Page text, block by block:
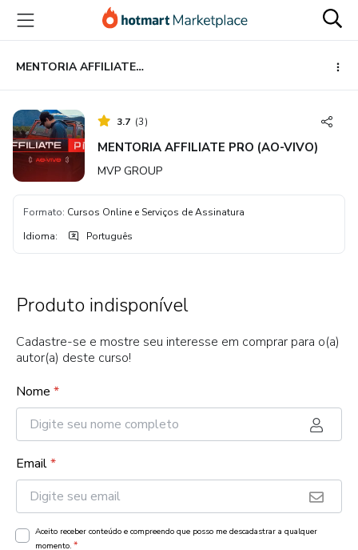
para
conteúdo
principal
para
pagamento
para
rodapé
MENTORIA AFFILIATE PRO (AO-VIVO)
3.7 (3)
MENTORIA AFFILIATE PRO (AO-VIVO)
MVP GROUP
Formato: Cursos Online e Serviços de Assinatura
Idioma: Português
Produto indisponível
Cadastre-se e mostre seu interesse em comprar para o(a)
autor(a) deste curso!
Nome *
Email*
Aceito receber conteúdo e compreendo que posso me descadastrar a qualquer
momento. *